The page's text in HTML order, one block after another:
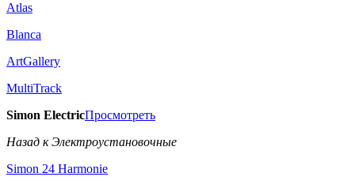
Atlas
Blanca
ArtGallery
MultiTrack
Simon ElectricПросмотреть
Назад к Электроустановочные
Simon 24 Harmonie